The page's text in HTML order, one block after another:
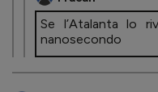
Se l’Atalanta lo
nanosecondo